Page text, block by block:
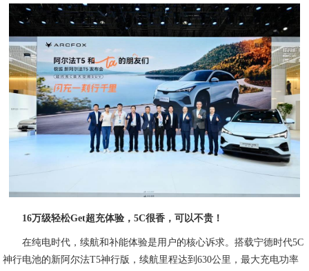
16万级轻松Get超充体验，5C很香，可以不贵！
在纯电时代，续航和补能体验是用户的核心诉求。搭载宁德时代5C
神行电池的新阿尔法T5神行版，续航里程达到630公里，最大充电功率